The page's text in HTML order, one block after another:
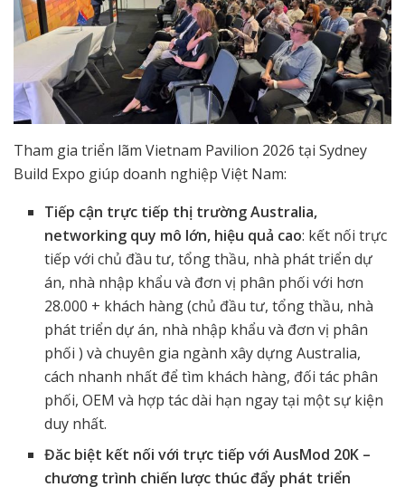
Tham gia triển lãm Vietnam Pavilion 2026 tại Sydney
Build Expo giúp doanh nghiệp Việt Nam:
Tiếp cận trực tiếp thị trường Australia,
networking quy mô lớn, hiệu quả cao: kết nối trực
tiếp với chủ đầu tư, tổng thầu, nhà phát triển dự
án, nhà nhập khẩu và đơn vị phân phối với hơn
28.000 + khách hàng (chủ đầu tư, tổng thầu, nhà
phát triển dự án, nhà nhập khẩu và đơn vị phân
phối ) và chuyên gia ngành xây dựng Australia,
cách nhanh nhất để tìm khách hàng, đối tác phân
phối, OEM và hợp tác dài hạn ngay tại một sự kiện
duy nhất.
Đăc biệt kết nối với trực tiếp với AusMod 20K –
chương trình chiến lược thúc đẩy phát triển